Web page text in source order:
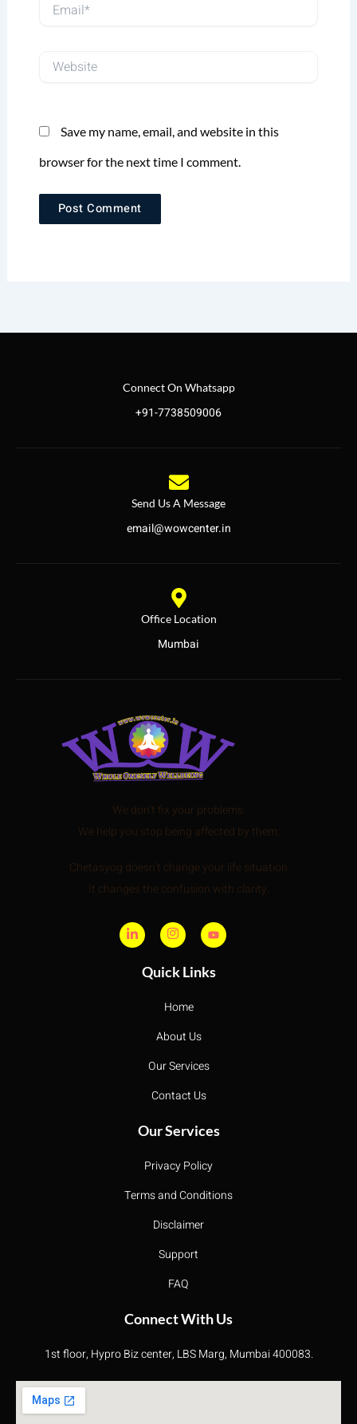
Email*
Website
Save my name, email, and website in this
browser for the next time I comment.
Connect On Whatsapp
+91-7738509006
Send Us A Message
email@wowcenter.in
Office Location
Mumbai
We don’t fix your problems.
We help you stop being affected by them.
Chetasyog doesn’t change your life situation.
It changes the confusion with clarity.
Quick Links
Home
About Us
Our Services
Contact Us
Our Services
Privacy Policy
Terms and Conditions
Disclaimer
Support
FAQ
Connect With Us
1st floor, Hypro Biz center, LBS Marg, Mumbai 400083.